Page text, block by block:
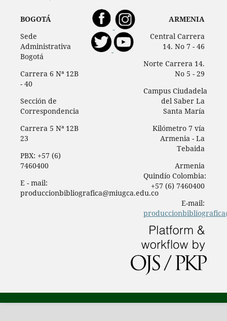
BOGOTÁ
Sede
Administrativa
Bogotá
Carrera 6 Nª 12B
- 40
Sección de
Correspondencia
Carrera 5 Nª 12B
23
PBX: +57 (6)
7460400
E - mail:
produccionbibliografica@miugca.edu.co
ARMENIA
Central Carrera
14. No 7 - 46
Norte Carrera 14.
No 5 - 29
Campus Ciudadela
del Saber La
Santa María
Kilómetro 7 vía
Armenia - La
Tebaida
Armenia
Quindío Colombia:
+57 (6) 7460400
E-mail: